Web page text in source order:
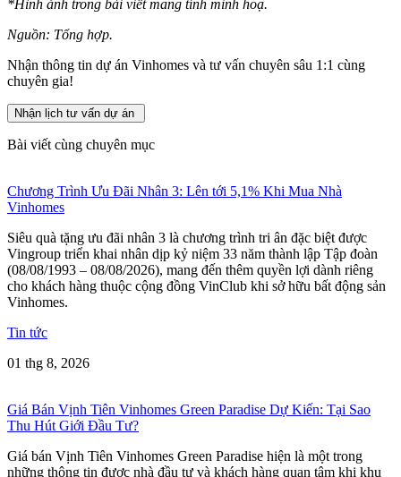
*Hình ảnh trong bài viết mang tính minh hoạ.
Nguồn: Tổng hợp.
Nhận thông tin dự án Vinhomes và tư vấn chuyên sâu 1:1 cùng
chuyên gia!
Nhận lịch tư vấn dự án
Bài viết cùng chuyên mục
Chương Trình Ưu Đãi Nhân 3: Lên tới 5,1% Khi Mua Nhà
Vinhomes
Siêu quà tặng ưu đãi nhân 3 là chương trình tri ân đặc biệt được
Vingroup triển khai nhân dịp kỷ niệm 33 năm thành lập Tập đoàn
(08/08/1993 – 08/08/2026), mang đến thêm quyền lợi dành riêng
cho khách hàng thuộc cộng đồng VinClub khi sở hữu bất động sản
Vinhomes.
Tin tức
01 thg 8, 2026
Giá Bán Vịnh Tiên Vinhomes Green Paradise Dự Kiến: Tại Sao
Thu Hút Giới Đầu Tư?
Giá bán Vịnh Tiên Vinhomes Green Paradise hiện là một trong
những thông tin được nhà đầu tư và khách hàng quan tâm khi khu